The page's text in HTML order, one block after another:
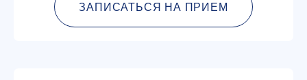
ЗАПИСАТЬСЯ НА ПРИЕМ